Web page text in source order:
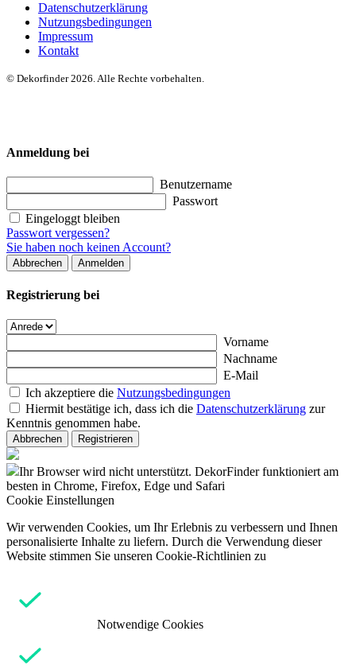
Datenschutzerklärung
Nutzungsbedingungen
Impressum
Kontakt
© Dekorfinder 2026. Alle Rechte vorbehalten.
Anmeldung bei
Benutzername
Passwort
Eingeloggt bleiben
Passwort vergessen?
Sie haben noch keinen Account?
Abbrechen Anmelden
Registrierung bei
Vorname
Nachname
E-Mail
Ich akzeptiere die Nutzungsbedingungen
Hiermit bestätige ich, dass ich die Datenschutzerklärung zur
Kenntnis genommen habe.
Abbrechen Registrieren
Ihr Browser wird nicht unterstützt. DekorFinder funktioniert am
besten in Chrome, Firefox, Edge und Safari
Cookie Einstellungen
Wir verwenden Cookies, um Ihr Erlebnis zu verbessern und Ihnen
personalisierte Inhalte zu liefern. Durch die Verwendung dieser
Website stimmen Sie unseren Cookie-Richtlinien zu
Notwendige Cookies